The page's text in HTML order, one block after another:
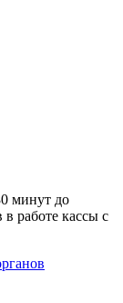
минут до
работе кассы с